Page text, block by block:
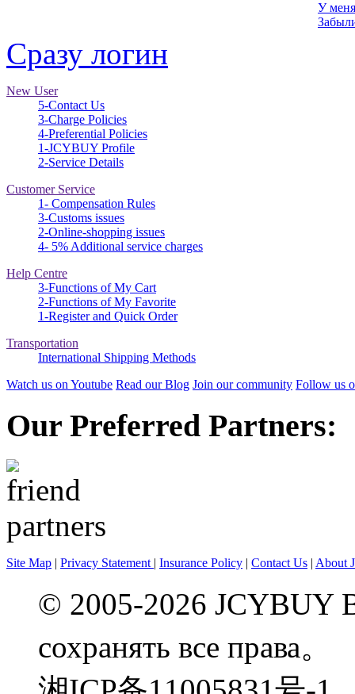
У меня
Сразу логин
New User
5-Contact Us
3-Charge Policies
4-Preferential Policies
1-JCYBUY Profile
2-Service Details
Customer Service
1- Compensation Rules
3-Customs issues
2-Online-shopping issues
4- 5% Additional service charges
Help Centre
3-Functions of My Cart
2-Functions of My Favorite
1-Register and Quick Order
Transportation
International Shipping Methods
Watch us on Youtube Read our Blog Join our community Follow us
Our Preferred Partners:
Site Map | Privacy Statement | Insurance Policy | Contact Us | About
© 2005-2026 JCYBUY
сохранять все права。